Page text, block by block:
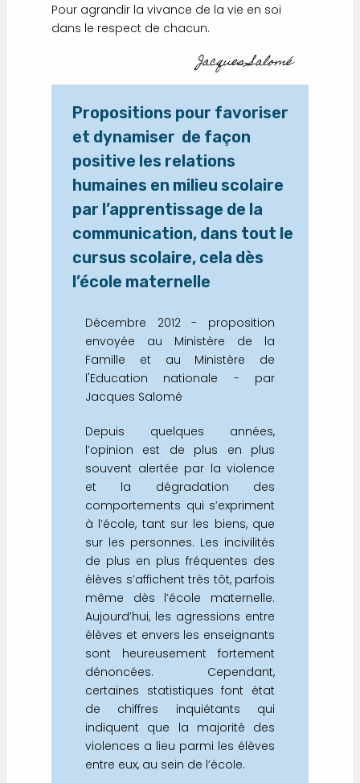
Pour agrandir la vivance de la vie en soi
dans le respect de chacun.
Jacques Salomé
Propositions pour favoriser
et dynamiser de façon
positive les relations
humaines en milieu scolaire
par l’apprentissage de la
communication, dans tout le
cursus scolaire, cela dès
l’école maternelle
Décembre 2012 - proposition
envoyée au Ministère de la
Famille et au Ministère de
l'Education nationale - par
Jacques Salomé
Depuis quelques années,
l’opinion est de plus en plus
souvent alertée par la violence
et la dégradation des
comportements qui s’expriment
à l’école, tant sur les biens, que
sur les personnes. Les incivilités
de plus en plus fréquentes des
élèves s’affichent très tôt, parfois
même dès l’école maternelle.
Aujourd’hui, les agressions entre
élèves et envers les enseignants
sont heureusement fortement
dénoncées. Cependant,
certaines statistiques font état
de chiffres inquiétants qui
indiquent que la majorité des
violences a lieu parmi les élèves
entre eux, au sein de l’école.